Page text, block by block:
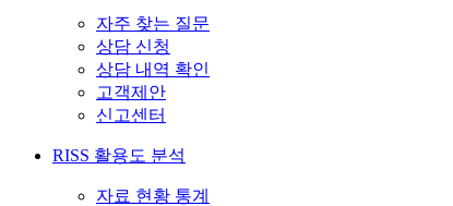
자주 찾는 질문
상담 신청
상담 내역 확인
고객제안
신고센터
RISS 활용도 분석
자료 현황 통계